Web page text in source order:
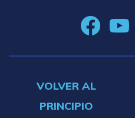
VOLVER AL
PRINCIPIO